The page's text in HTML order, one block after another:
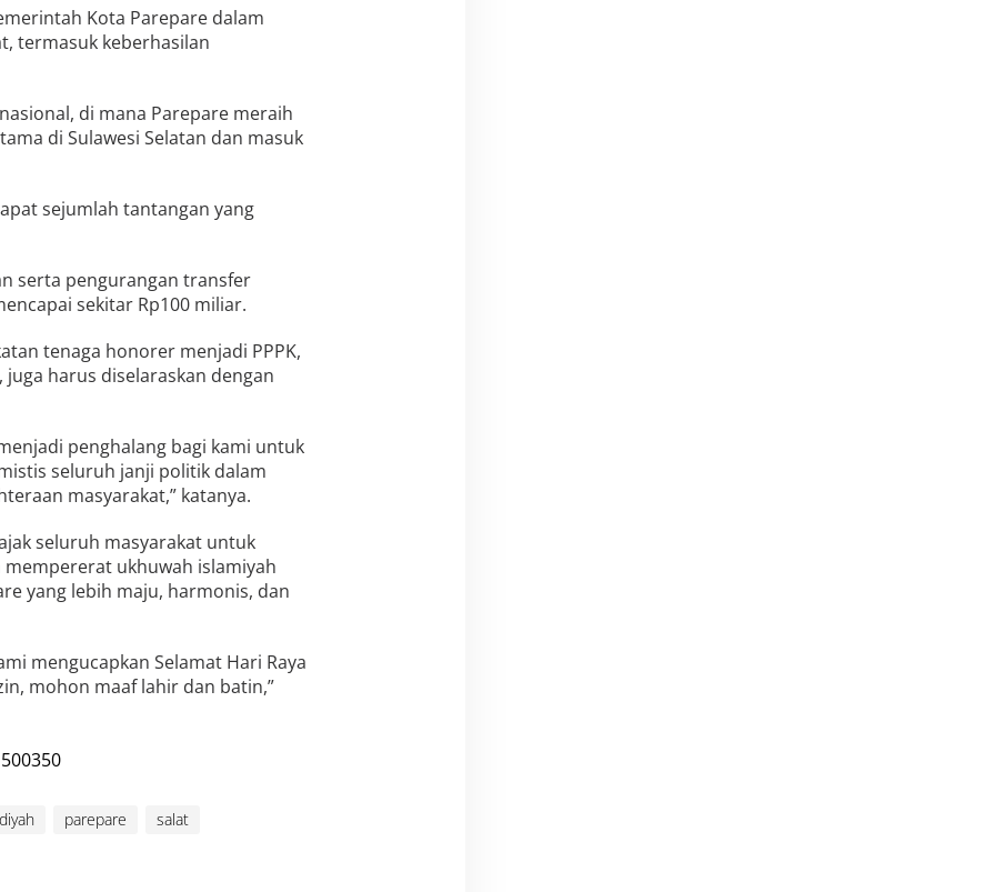
Kota Parepare dalam
termasuk keberhasilan
di mana Parepare meraih
di Sulawesi Selatan dan masuk
sejumlah tantangan yang
serta pengurangan transfer
sekitar Rp100 miliar.
tenaga honorer menjadi PPPK,
harus diselaraskan dengan
penghalang bagi kami untuk
seluruh janji politik dalam
masyarakat,” katanya.
seluruh masyarakat untuk
ukhuwah islamiyah
yang lebih maju, harmonis, dan
mengucapkan Selamat Hari Raya
mohon maaf lahir dan batin,”
parepare
salat